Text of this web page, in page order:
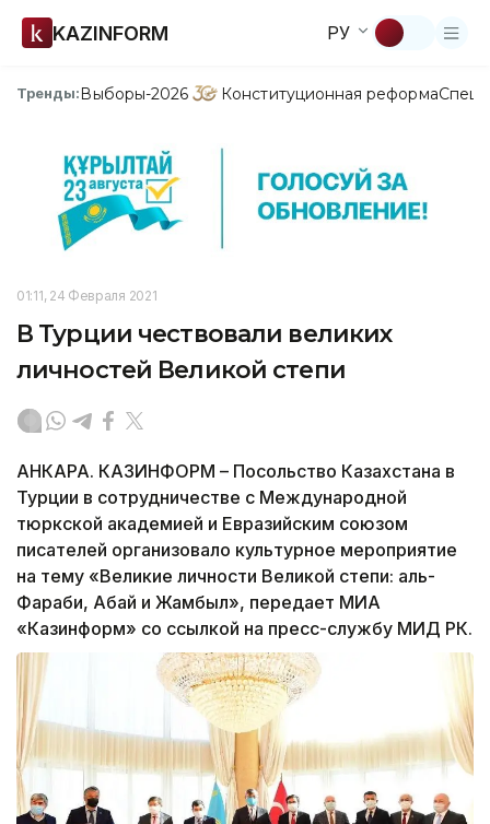
KAZINFORM РУ
Тренды:Выборы-2026 Конституционная реформа
01:11, 24 Февраля 2021
В Турции чествовали великих
личностей Великой степи
АНКАРА. КАЗИНФОРМ – Посольство Казахстана в
Турции в сотрудничестве с Международной
тюркской академией и Евразийским союзом
писателей организовало культурное мероприятие
на тему «Великие личности Великой степи: аль-
Фараби, Абай и Жамбыл», передает МИА
«Казинформ» со ссылкой на пресс-службу МИД РК.